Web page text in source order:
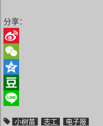
分享：
S
i
n
a
W
e
C
Q
zD
小树苗 志工 电子报